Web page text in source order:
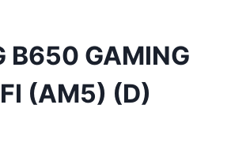
B650 GAMING
(AM5) (D)